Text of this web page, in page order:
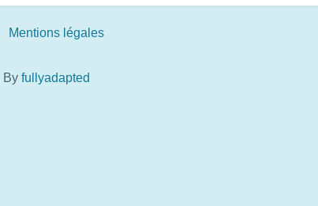
Mentions légales
By fullyadapted